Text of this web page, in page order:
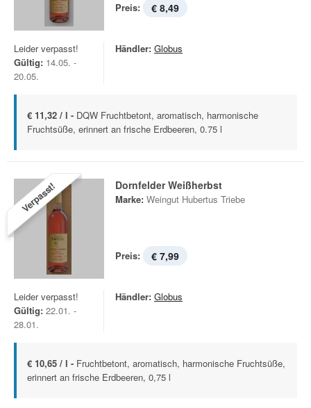
Preis: € 8,49
Leider verpasst!
Gültig: 14.05. -
20.05.
Händler: Globus
€ 11,32 / l - DQW Fruchtbetont, aromatisch, harmonische
Fruchtsüße, erinnert an frische Erdbeeren, 0.75 l
Verpasst! Dornfelder Weißherbst
Marke: Weingut Hubertus Triebe
Preis: € 7,99
Leider verpasst!
Gültig: 22.01. -
28.01.
Händler: Globus
€ 10,65 / l - Fruchtbetont, aromatisch, harmonische Fruchtsüße,
erinnert an frische Erdbeeren, 0,75 l